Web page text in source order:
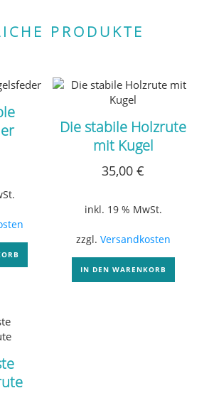
PRODUKTE
Die stabile Holzrute
mit Kugel
35,00€
inkl. 19 % MwSt.
zzgl. Versandkosten
IN DEN WARENKORB